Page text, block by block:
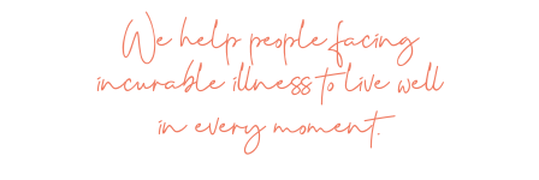
We help people facing
incurable illness to live well
in every moment.